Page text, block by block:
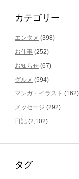
カテゴリー
エンタメ (398)
お仕事 (252)
お知らせ (67)
グルメ (594)
マンガ・イラスト (162)
メッセージ (292)
日記 (2,102)
タグ